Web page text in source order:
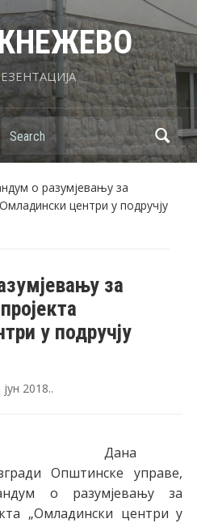
Search
о разумјевању за
центри у подручју
за
у подручју
јун 2018..
Дана
Општинске управе,
о разумјевању за
„Омладински центри у